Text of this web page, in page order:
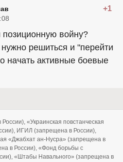
+1
войну?
решиться и "перейти
начать активные боевые
«Украинская повстанческая
ИГИЛ (запрещена в России),
«Джабхат ан-Нусра» (запрещена в
в России), «Фонд борьбы с
«Штабы Навального» (запрещена в